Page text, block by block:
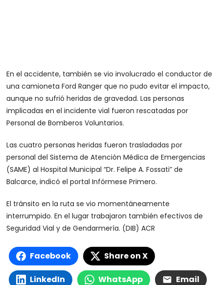
En el accidente, también se vio involucrado el conductor de
una camioneta Ford Ranger que no pudo evitar el impacto,
aunque no sufrió heridas de gravedad. Las personas
implicadas en el incidente vial fueron rescatadas por
Personal de Bomberos Voluntarios.
Las cuatro personas heridas fueron trasladadas por
personal del Sistema de Atención Médica de Emergencias
(SAME) al Hospital Municipal “Dr. Felipe A. Fossati” de
Balcarce, indicó el portal Infórmese Primero.
El tránsito en la ruta se vio momentáneamente
interrumpido. En el lugar trabajaron también efectivos de
Seguridad Vial y de Gendarmería. (DIB) ACR
Facebook Share on X
LinkedIn WhatsApp Email